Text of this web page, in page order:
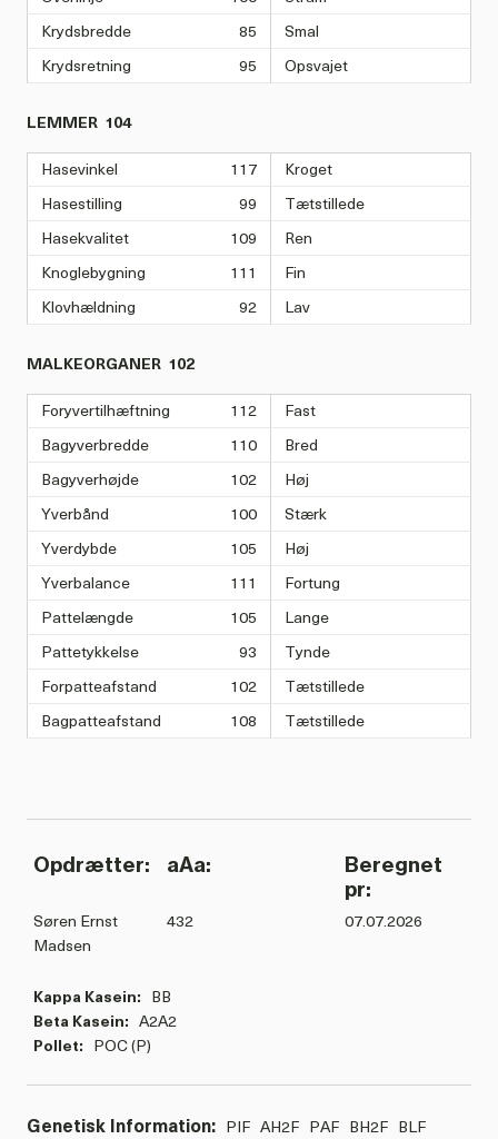
Krydsbredde
85
Smal
Krydsretning
95 Opsvajet
LEMMER 104
Hasevinkel 117
Kroget
Hasestilling
99
Tætstillede
Hasekvalitet
109
Ren
Knoglebygning
111
Fin
Klovhældning
92 Lav
MALKEORGANER 102
Foryvertilhæftning 112
Fast
Bagyverbredde
110
Bred
Bagyverhøjde
102
Høj
Yverbånd
100
Stærk
Yverdybde
105
Høj
Yverbalance
111
Fortung
Pattelængde
105
Lange
Pattetykkelse
93
Tynde
Forpatteafstand
102
Tætstillede
Bagpatteafstand
108 Tætstillede
Opdrætter: aAa:
Beregnet
pr:
Søren Ernst
Madsen
432 07.07.2026
Kappa Kasein: BB
Beta Kasein: A2A2
Pollet: POC (P)
Genetisk Information: PIF AH2F PAF BH2F BLF